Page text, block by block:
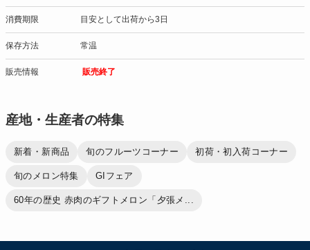
消費期限 目安として出荷から3日
保存方法 常温
販売情報 販売終了
産地・生産者の特集
新着・新商品 旬のフルーツコーナー 初荷・初入荷コーナー
旬のメロン特集 GIフェア
60年の歴史 赤肉のギフトメロン「夕張メ...